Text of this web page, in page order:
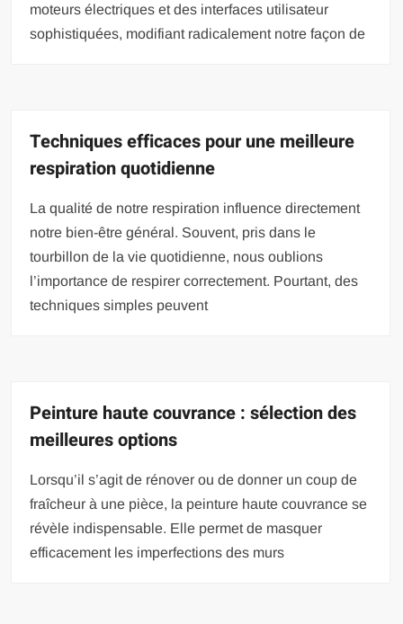
moteurs électriques et des interfaces utilisateur
sophistiquées, modifiant radicalement notre façon de
Techniques efficaces pour une meilleure
respiration quotidienne
La qualité de notre respiration influence directement
notre bien-être général. Souvent, pris dans le
tourbillon de la vie quotidienne, nous oublions
l’importance de respirer correctement. Pourtant, des
techniques simples peuvent
Peinture haute couvrance : sélection des
meilleures options
Lorsqu’il s’agit de rénover ou de donner un coup de
fraîcheur à une pièce, la peinture haute couvrance se
révèle indispensable. Elle permet de masquer
efficacement les imperfections des murs